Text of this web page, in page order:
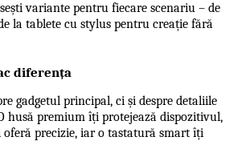
variante pentru fiecare scenariu – de
la tablete cu stylus pentru creație fără
diferența
gadgetul principal, ci și despre detaliile
husă premium îți protejează dispozitivul,
oferă precizie, iar o tastatură smart îți